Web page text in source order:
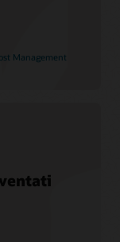
Management